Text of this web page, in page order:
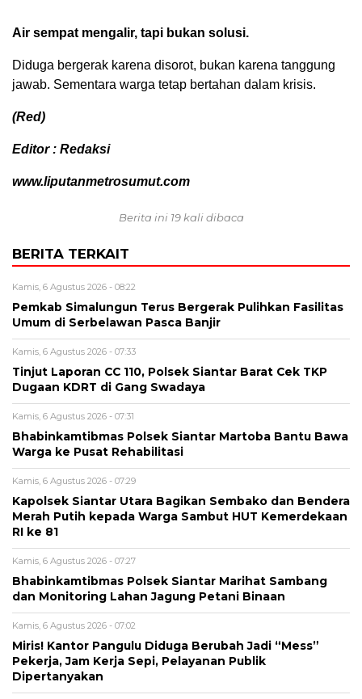
Air sempat mengalir, tapi bukan solusi.
Diduga bergerak karena disorot, bukan karena tanggung
jawab. Sementara warga tetap bertahan dalam krisis.
(Red)
Editor : Redaksi
www.liputanmetrosumut.com
Berita ini 19 kali dibaca
BERITA TERKAIT
Kamis, 6 Agustus 2026 - 08:22
Pemkab Simalungun Terus Bergerak Pulihkan Fasilitas
Umum di Serbelawan Pasca Banjir
Kamis, 6 Agustus 2026 - 07:33
Tinjut Laporan CC 110, Polsek Siantar Barat Cek TKP
Dugaan KDRT di Gang Swadaya
Kamis, 6 Agustus 2026 - 07:31
Bhabinkamtibmas Polsek Siantar Martoba Bantu Bawa
Warga ke Pusat Rehabilitasi
Kamis, 6 Agustus 2026 - 07:29
Kapolsek Siantar Utara Bagikan Sembako dan Bendera
Merah Putih kepada Warga Sambut HUT Kemerdekaan
RI ke 81
Kamis, 6 Agustus 2026 - 07:27
Bhabinkamtibmas Polsek Siantar Marihat Sambang
dan Monitoring Lahan Jagung Petani Binaan
Kamis, 6 Agustus 2026 - 07:02
Miris! Kantor Pangulu Diduga Berubah Jadi “Mess”
Pekerja, Jam Kerja Sepi, Pelayanan Publik
Dipertanyakan